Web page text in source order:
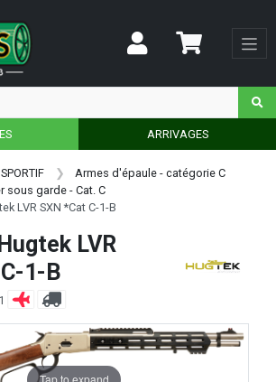
ARRIVAGES
Armes d'épaule - catégorie C
sous garde - Cat. C
LVR SXN *Cat C-1-B
LVR
1-B